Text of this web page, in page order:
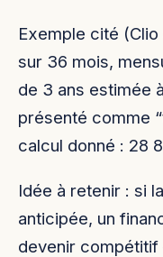
Exemple cité
sur 36 mois,
de 3 ans estimée
présenté comme
calcul donné : 28
Idée à retenir : si
anticipée, un
devenir